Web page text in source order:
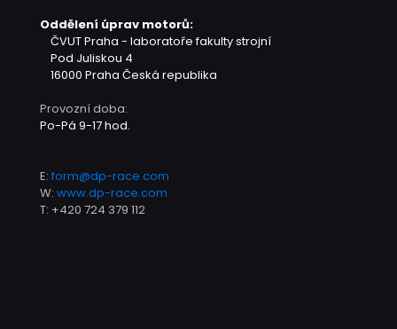
Oddělení úprav motorů:
ČVUT Praha - laboratoře fakulty strojní
Pod Juliskou 4
16000 Praha Česká republika
Provozní doba:
Po-Pá 9-17 hod.
E: form@dp-race.com
W: www.dp-race.com
T: +420 724 379 112